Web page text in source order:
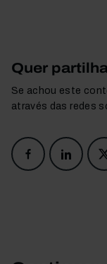
Quer
Se achou este
através das redes